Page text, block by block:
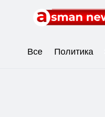
Все Политика